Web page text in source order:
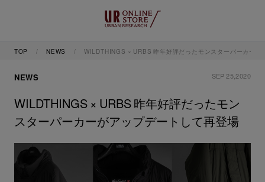
TOP NEWS WILDTHINGS × URBS 昨年好評だったモンスターパーカーが
NEWS SEP 25,2020
WILDTHINGS × URBS 昨年好評だったモン
スターパーカーがアップデートして再登場